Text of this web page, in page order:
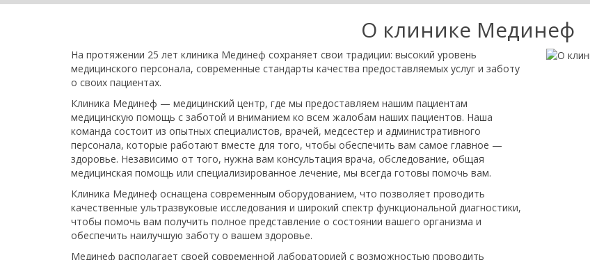
О клинике Мединеф
На протяжении 25 лет клиника Мединеф сохраняет свои традиции: высокий уровень
медицинского персонала, современные стандарты качества предоставляемых услуг и заботу
о своих пациентах.
Клиника Мединеф — медицинский центр, где мы предоставляем нашим пациентам
медицинскую помощь с заботой и вниманием ко всем жалобам наших пациентов. Наша
команда состоит из опытных специалистов, врачей, медсестер и административного
персонала, которые работают вместе для того, чтобы обеспечить вам самое главное —
здоровье. Независимо от того, нужна вам консультация врача, обследование, общая
медицинская помощь или специализированное лечение, мы всегда готовы помочь вам.
Клиника Мединеф оснащена современным оборудованием, что позволяет проводить
качественные ультразвуковые исследования и широкий спектр функциональной диагностики,
чтобы помочь вам получить полное представление о состоянии вашего организма и
обеспечить наилучшую заботу о вашем здоровье.
Мединеф располагает своей современной лабораторией с возможностью проводить